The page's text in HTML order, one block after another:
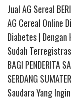
Jual AG Sereal
AG Cereal Online
Diabetes |
Sudah
BAGI PENDERITA
SERDANG
Saudara Yang